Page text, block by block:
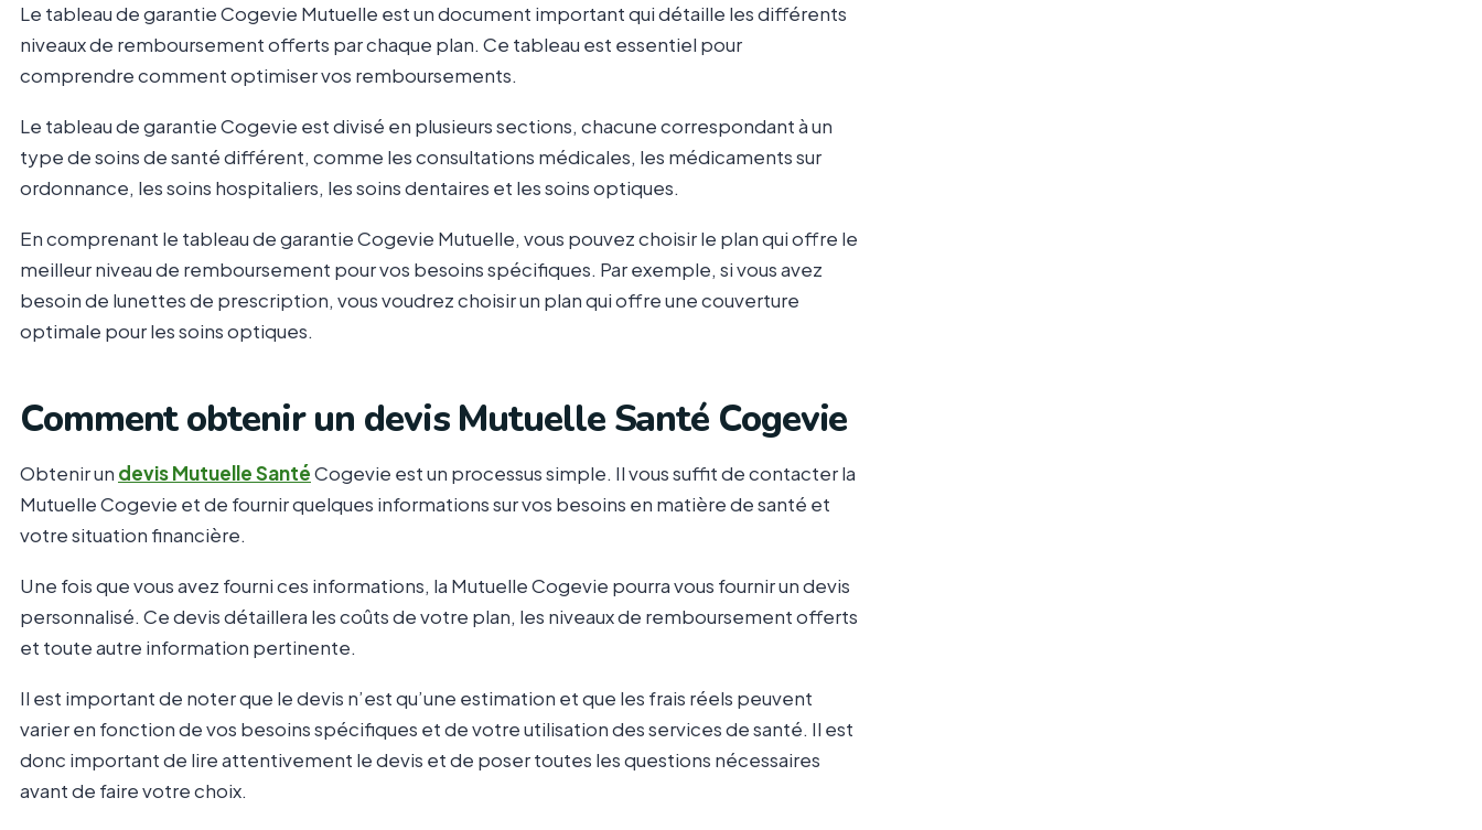
Le tableau de garantie Cogevie Mutuelle est un document important qui détaille les différents
niveaux de remboursement offerts par chaque plan. Ce tableau est essentiel pour
comprendre comment optimiser vos remboursements.
Le tableau de garantie Cogevie est divisé en plusieurs sections, chacune correspondant à un
type de soins de santé différent, comme les consultations médicales, les médicaments sur
ordonnance, les soins hospitaliers, les soins dentaires et les soins optiques.
En comprenant le tableau de garantie Cogevie Mutuelle, vous pouvez choisir le plan qui offre le
meilleur niveau de remboursement pour vos besoins spécifiques. Par exemple, si vous avez
besoin de lunettes de prescription, vous voudrez choisir un plan qui offre une couverture
optimale pour les soins optiques.
Comment obtenir un devis Mutuelle Santé Cogevie
Obtenir un devis Mutuelle SantéCogevie est un processus simple. Il vous suffit de contacter la
Mutuelle Cogevie et de fournir quelques informations sur vos besoins en matière de santé et
votre situation financière.
Une fois que vous avez fourni ces informations, la Mutuelle Cogevie pourra vous fournir un devis
personnalisé. Ce devis détaillera les coûts de votre plan, les niveaux de remboursement offerts
et toute autre information pertinente.
Il est important de noter que le devis n’est qu’une estimation et que les frais réels peuvent
varier en fonction de vos besoins spécifiques et de votre utilisation des services de santé. Il est
donc important de lire attentivement le devis et de poser toutes les questions nécessaires
avant de faire votre choix.